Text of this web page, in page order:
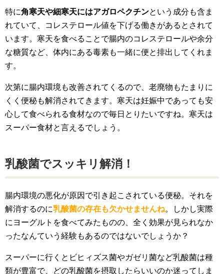
特に角寒天や細寒天にはアガロペクチンという成分も含ま
れていて、コレステロール値を下げる働きがあるとされて
います。寒天を食べることで腸内のコレステロールや余分
な糖質など、体内にある毒素も一緒に便と排出してくれま
す。
次第に腸内環境も改善されてくるので、老廃物もたまりに
くく便秘も解消されてきます。寒天は妊娠中であっても安
心して食べられる食材なので毎日とりたいですね。寒天は
スーパー食材と言えるでしょう。
乳酸菌でスッキリ解消！
腸内環境の悪化が原因で引き起こされている便秘。それを
解消するのに乳酸菌の存在も欠かせませんね。しかし実際
にヨーグルトを食べてみたものの、全く効果が見られなか
ったなんていう経験もあるのではないでしょうか？
スーパーに行くとビヒィズス菌やガゼリ菌など乳酸菌は種
類が豊富で、どの乳酸菌を摂取したらいいのか迷ってしま